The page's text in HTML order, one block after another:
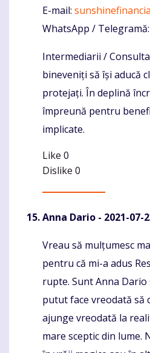
E-mail:
WhatsApp /
Intermediarii /
bineveniți să își aducă
protejați. În deplină
împreună pentru
implicate.
Like 0
Dislike 0
Anna Dario - 2021-07-
Komentaras
Vreau să mulțumesc
pentru că mi-a adus
rupte. Sunt Anna
putut face vreodată să
ajunge vreodată la
mare sceptic din lume.